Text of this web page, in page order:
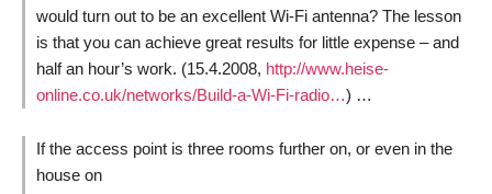
would turn out to be an excellent Wi-Fi antenna? The lesson
is that you can achieve great results for little expense – and
half an hour’s work. (15.4.2008, http://www.heise-
online.co.uk/networks/Build-a-Wi-Fi-radio…) …
If the access point is three rooms further on, or even in the
house on